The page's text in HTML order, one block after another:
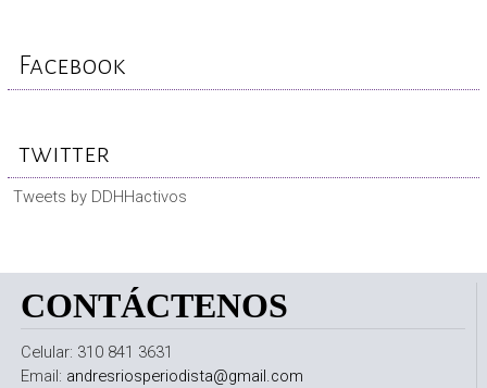
Facebook
twitter
Tweets by DDHHactivos
CONTÁCTENOS
Celular: 310 841 3631
Email: andresriosperiodista@gmail.com